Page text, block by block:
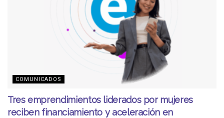
COMUNICADOS
Tres emprendimientos liderados por mujeres
reciben financiamiento y aceleración en